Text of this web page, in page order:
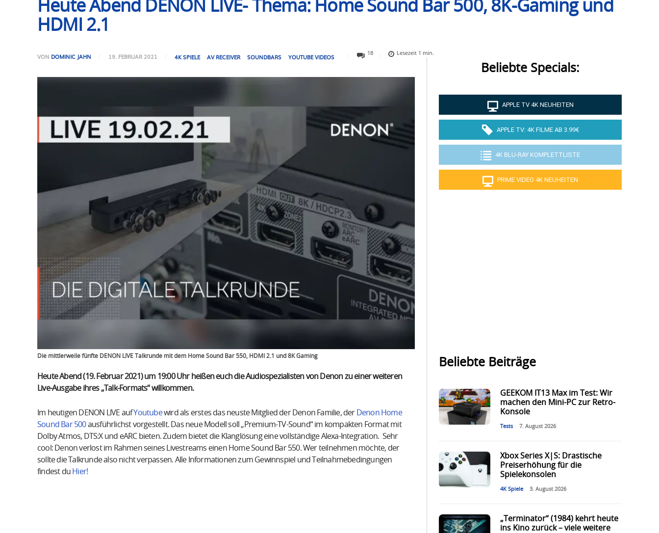
Heute Abend DENON LIVE- Thema: Home Sound Bar 500, 8K-Gaming und
HDMI 2.1
VON DOMINIC JAHN 19. FEBRUAR 2021 4K SPIELE AV RECEIVER SOUNDBARS YOUTUBE VIDEOS
18 Lesezeit 1 min.
Die mittlerweile fünfte DENON LIVE Talkrunde mit dem Home Sound Bar 550, HDMI 2.1 und 8K Gaming
Heute Abend (19. Februar 2021) um 19:00 Uhr heißen euch die Audiospezialisten von Denon zu einer weiteren
Live-Ausgabe ihres „Talk-Formats“ willkommen.
Im heutigen DENON LIVE aufYoutubewird als erstes das neuste Mitglied der Denon Familie, derDenon Home
Sound Bar 500ausführlichst vorgestellt. Das neue Modell soll „Premium-TV-Sound“ im kompakten Format mit
Dolby Atmos, DTS:X und eARC bieten. Zudem bietet die Klanglösung eine vollständige Alexa-Integration. Sehr
cool: Denon verlost im Rahmen seines Livestreams einen Home Sound Bar 550. Wer teilnehmen möchte, der
sollte die Talkrunde also nicht verpassen. Alle Informationen zum Gewinnspiel und Teilnahmebedingungen
findest du Hier!
Beliebte Specials:
APPLE TV 4K NEUHEITEN
APPLE TV: 4K FILME AB 3.99€
4K BLU-RAY KOMPLETTLISTE
PRIME VIDEO 4K NEUHEITEN
Beliebte Beiträge
GEEKOM IT13 Max im Test: Wir
machen den Mini-PC zur Retro-
Konsole
Tests 7. August 2026
Xbox Series X|S: Drastische
Preiserhöhung für die
Spielekonsolen
4K Spiele 3. August 2026
„Terminator“ (1984) kehrt heute
ins Kino zurück – viele weitere